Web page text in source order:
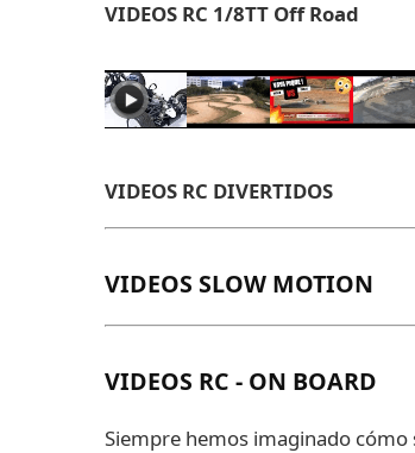
VIDEOS RC 1/8TT Off Road
VIDEOS RC DIVERTIDOS
VIDEOS SLOW MOTION
VIDEOS RC - ON BOARD
Siempre hemos imaginado cómo